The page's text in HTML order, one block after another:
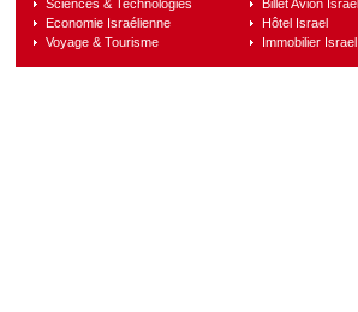
Sciences & Technologies
Economie Israélienne
Voyage & Tourisme
Billet Avion Israel
Hôtel Israel
Immobilier Israel